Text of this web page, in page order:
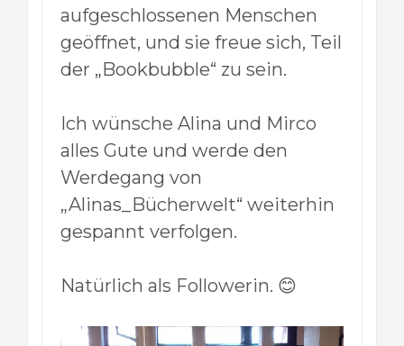
aufgeschlossenen Menschen
geöffnet, und sie freue sich, Teil
der „Bookbubble“ zu sein.
Ich wünsche Alina und Mirco
alles Gute und werde den
Werdegang von
„Alinas_Bücherwelt“ weiterhin
gespannt verfolgen.
Natürlich als Followerin. 😊